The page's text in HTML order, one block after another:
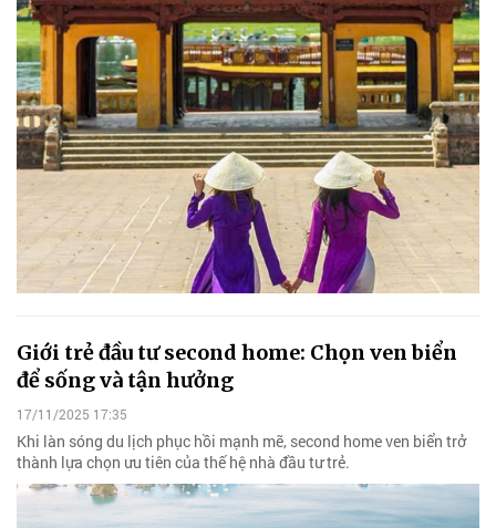
Giới trẻ đầu tư second home: Chọn ven biển
để sống và tận hưởng
17/11/2025 17:35
Khi làn sóng du lịch phục hồi mạnh mẽ, second home ven biển trở
thành lựa chọn ưu tiên của thế hệ nhà đầu tư trẻ.